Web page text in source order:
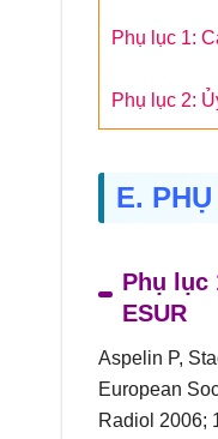
Phụ lục 1:
Phụ lục 2:
E.
Phụ lục
ESUR
Aspelin P,
European
Radiol 2006;